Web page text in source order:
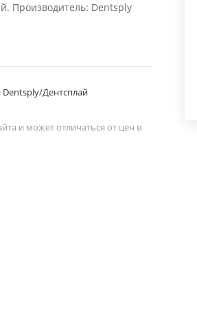
Производитель: Dentsply
Dentsply/Дентcплай
и может отличаться от цен в